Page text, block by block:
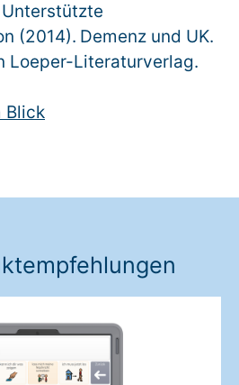
(2014). Demenz und UK.
Loeper-Literaturverlag.
Blick